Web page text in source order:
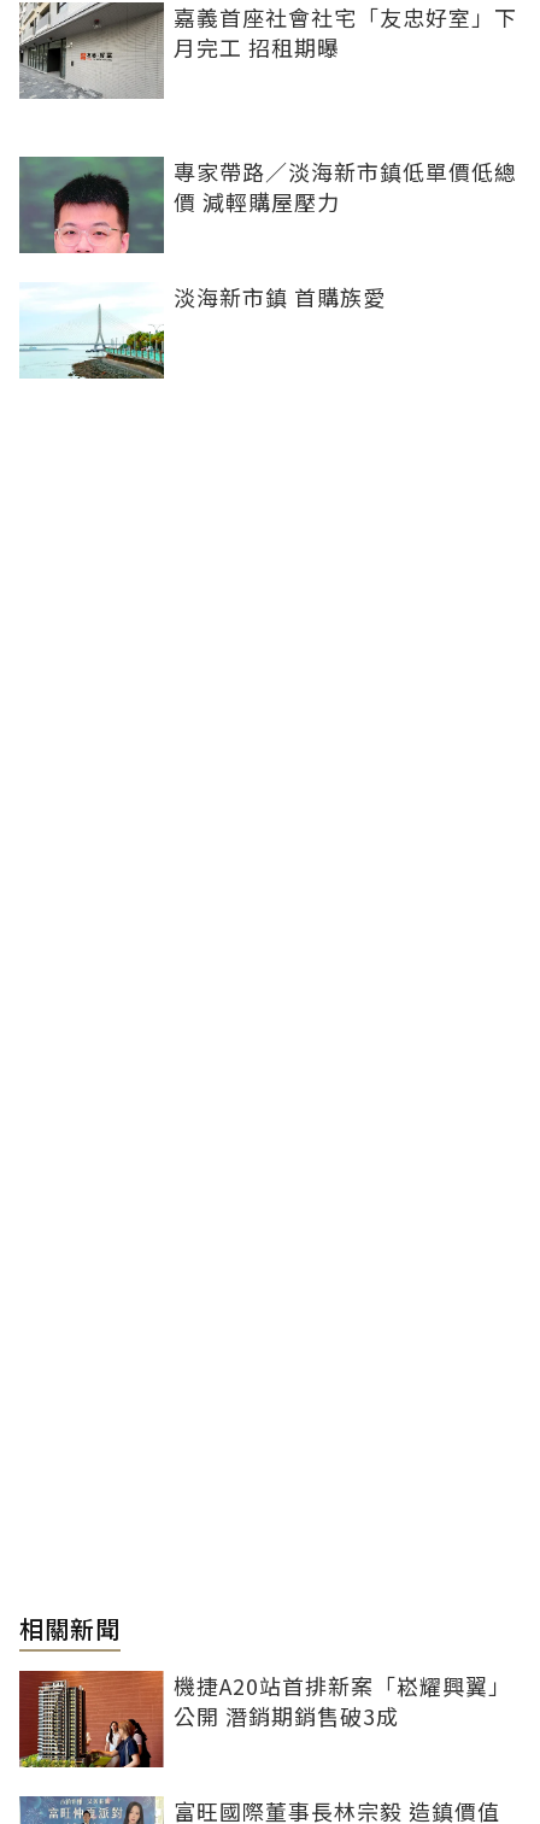
嘉義首座社會社宅「友忠好室」下
月完工 招租期曝
專家帶路／淡海新市鎮低單價低總
價 減輕購屋壓力
淡海新市鎮 首購族愛
相關新聞
機捷A20站首排新案「崧耀興翼」
公開 潛銷期銷售破3成
富旺國際董事長林宗毅 造鎮價值